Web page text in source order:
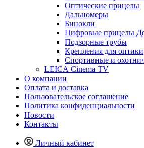
Оптические прицелы
Дальномеры
Бинокли
Цифровые прицелы
Подзорные трубы
Крепления для оптики
Спортивные и
LEICA Cinema TV
О компании
Оплата и доставка
Пользовательское соглашение
Политика конфиденциальности
Новости
Контакты
Личный кабинет